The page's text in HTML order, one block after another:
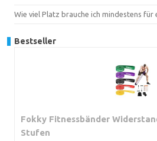
Wie viel Platz brauche ich mindestens für
Bestseller
Fokky Fitnessbänder
Stufen